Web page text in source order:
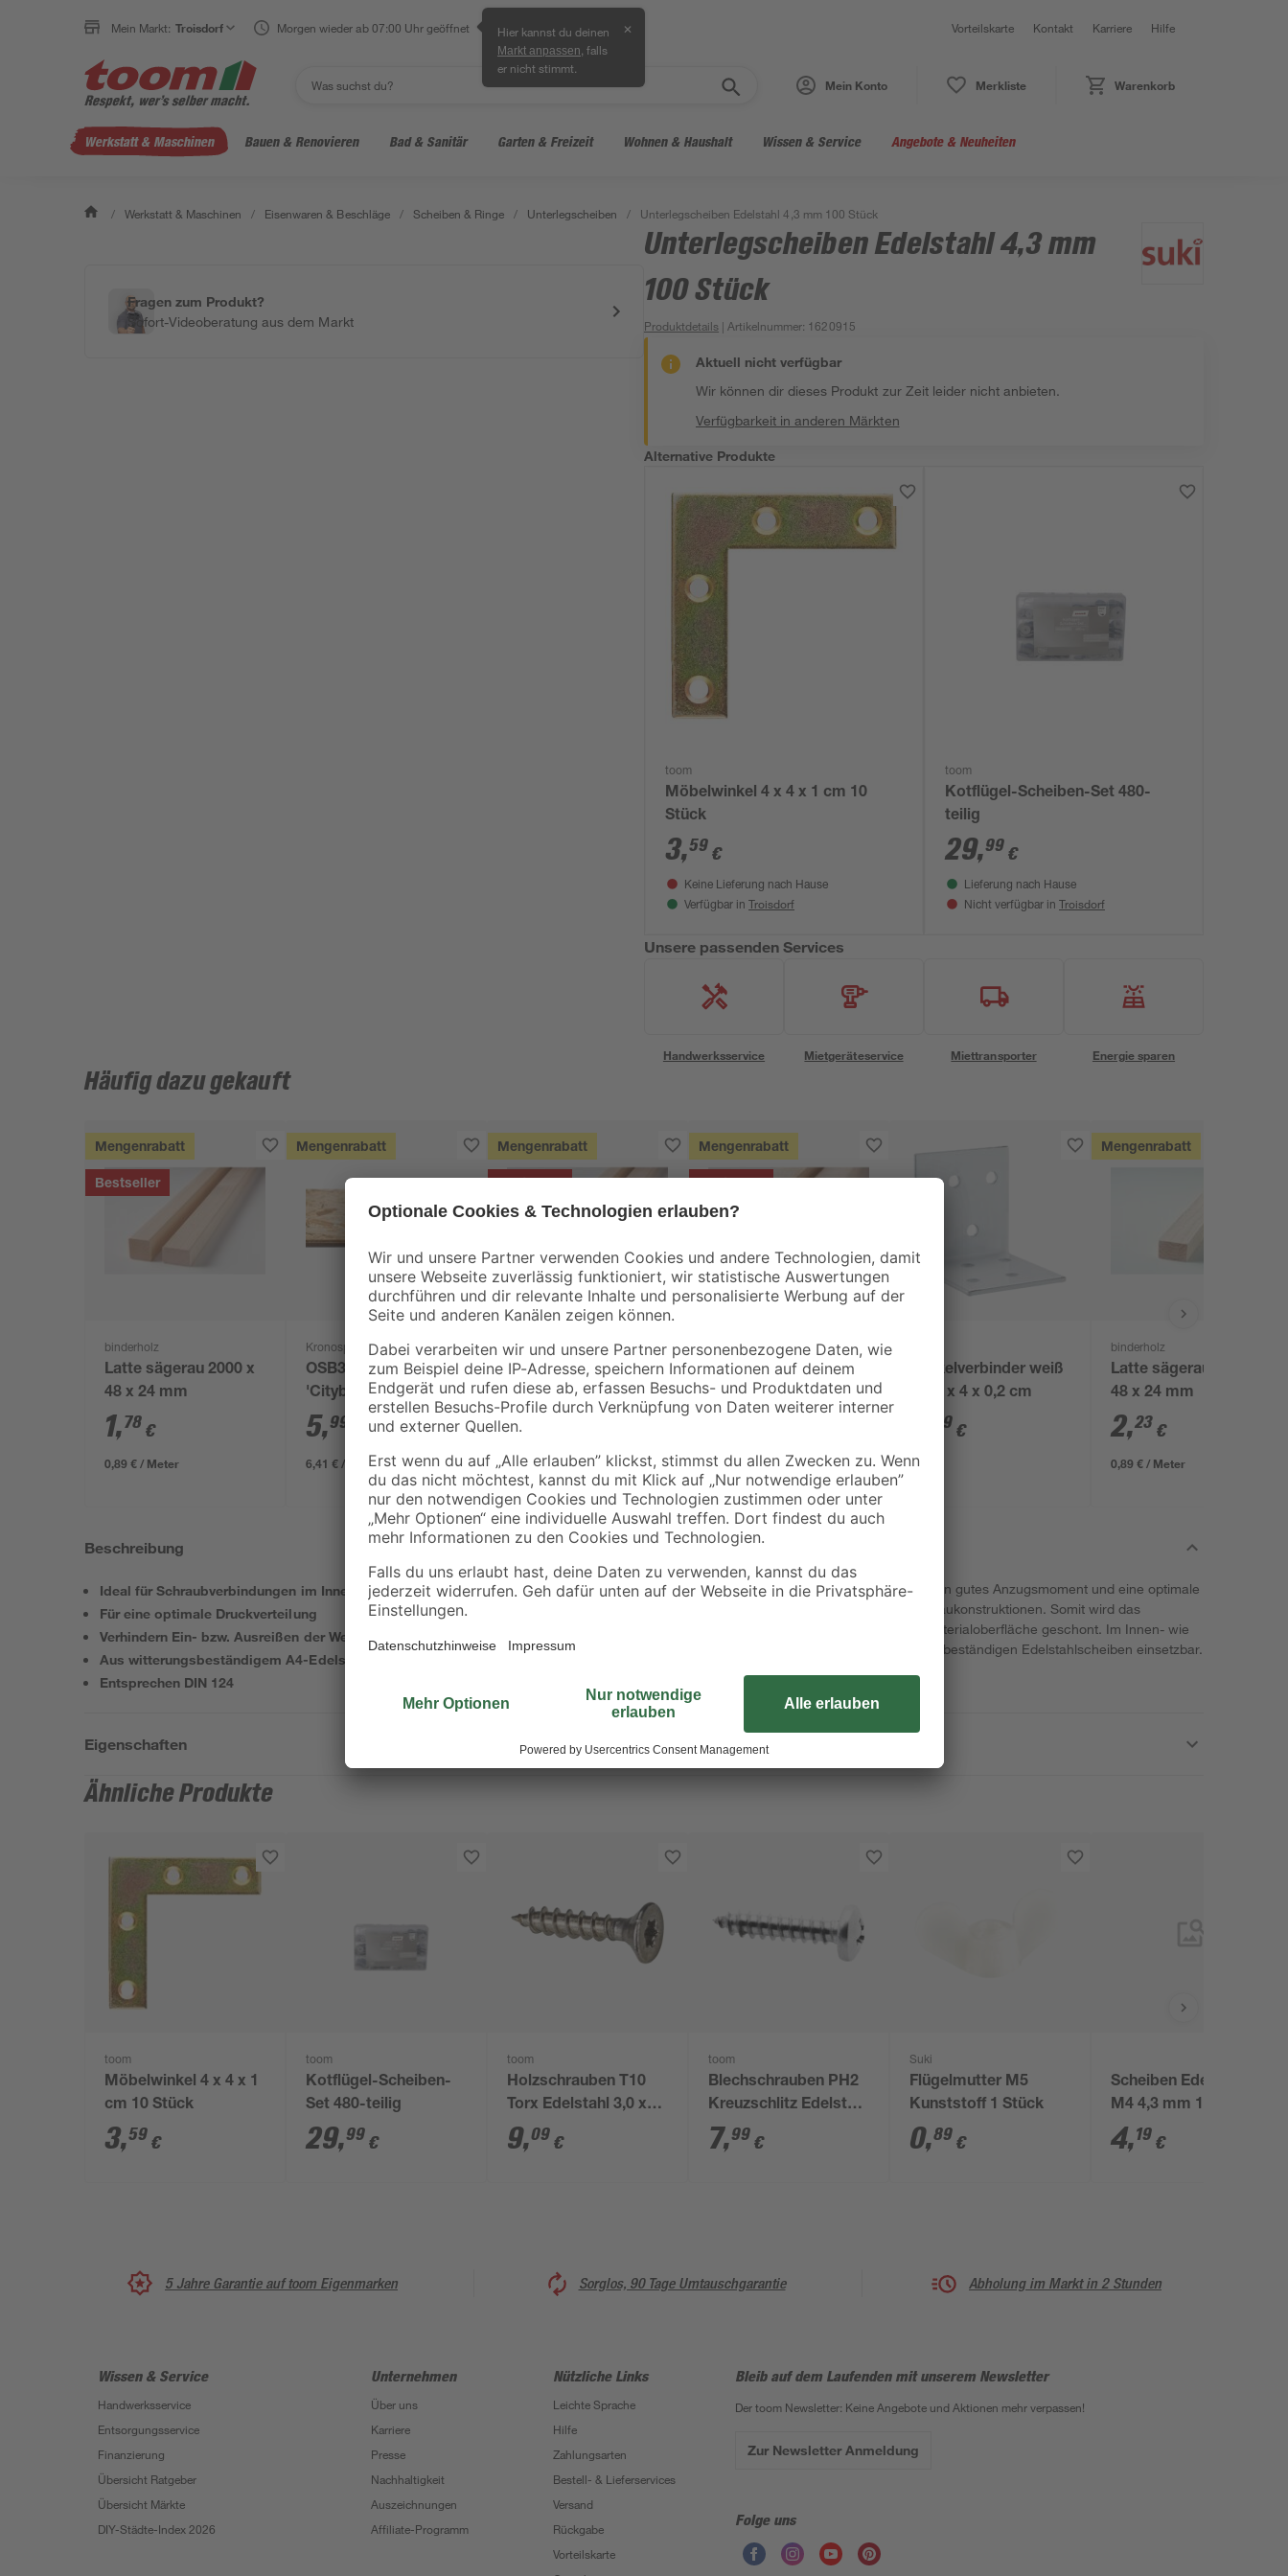
Mein Markt: Troisdorf Morgen wieder ab 07:00 Uhr geöffnet Hier kannst du deinen
Markt anpassen , falls
er nicht stimmt.
✕ Vorteilskarte Kontakt Karriere Hilfe
Mein Konto Merkliste Warenkorb
Werkstatt & Maschinen Bauen & Renovieren Bad & Sanitär Garten & Freizeit Wohnen & Haushalt Wissen & Service Angebote & Neuheiten
/ Werkstatt & Maschinen / Eisenwaren & Beschläge / Scheiben & Ringe / Unterlegscheiben / Unterlegscheiben Edelstahl 4,3 mm 100 Stück
Fragen zum Produkt?
Sofort-Videoberatung aus dem Markt
Unterlegscheiben Edelstahl 4,3 mm
100 Stück
Produktdetails | Artikelnummer: 1620915
Aktuell nicht verfügbar
Wir können dir dieses Produkt zur Zeit leider nicht anbieten.
Verfügbarkeit in anderen Märkten
Alternative Produkte
toom
Möbelwinkel 4 x 4 x 1 cm 10
Stück
3,59 €
Keine Lieferung nach Hause
Verfügbar in Troisdorf
toom
Kotflügel-Scheiben-Set 480-
teilig
29,99 €
Lieferung nach Hause
Nicht verfügbar in Troisdorf
Unsere passenden Services
Handwerksservice Mietgeräteservice Miettransporter Energie sparen
Häufig dazu gekauft
Mengenrabatt
Bestseller
binderholz
Latte sägerau 2000 x
48 x 24 mm
1,78 €
0,89 € / Meter
Mengenrabatt
Kronospan
OSB3-Verlegeplatte
'Cityboard'
ungeschliffen 1690 x
634 x 12 mm
5,99
/ m²
6,41 € / Pack
Mengenrabatt
binderholz
Latte gehobelt 2000 x
44 x 24 mm
3
1,99 € / Meter
Mengenrabatt
binderholz
Rahmen sägerau
2000 x 58 x 38 mm
1,99 € / Meter
Winkelverbinder weiß
4 x 4 x 4 x 0,2 cm
99 €
Mengenrabatt
binderholz
Latte sägerau 2500 x
48 x 24 mm
2,23 €
0,89 € / Meter
Beschreibung
Ideal für Schraubverbindungen im Innen- und Außenbereich
Für eine optimale Druckverteilung
Verhindern Ein- bzw. Ausreißen der Werkstoffoberfläche
Aus witterungsbeständigem A4-Edelstahl
Entsprechen DIN 124
Diese Unterlegscheiben von Suki unterstützen ein gutes Anzugsmoment und eine optimale
Druckverteilung bei Schraubverbindungen an Baukonstruktionen. Somit wird das
entsprechende Werkstück geschützt und die Materialoberfläche geschont. Im Innen- wie
im Außenbereich sind die säure- und seewasserbeständigen Edelstahlscheiben einsetzbar.
Eigenschaften
Ähnliche Produkte
toom
Möbelwinkel 4 x 4 x 1
cm 10 Stück
3,59 €
toom
Kotflügel-Scheiben-
Set 480-teilig
29,99 €
toom
Holzschrauben T10
Torx Edelstahl 3,0 x
16 mm 100 Stück
9,09 €
toom
Blechschrauben PH2
Kreuzschlitz Edelstahl
3,5 x 9,5 mm 50 Stück
7,99 €
Suki
Flügelmutter M5
Kunststoff 1 Stück
0,89 €
Scheiben Edelstahl A4
M4 4,3 mm 10 Stück
4,19 €
5 Jahre Garantie auf toom Eigenmarken Sorglos, 90 Tage Umtauschgarantie Abholung im Markt in 2 Stunden
Wissen & Service
Handwerksservice
Entsorgungsservice
Finanzierung
Übersicht Ratgeber
Übersicht Märkte
DIY-Städte-Index 2026
Unternehmen
Über uns
Karriere
Presse
Nachhaltigkeit
Auszeichnungen
Affiliate-Programm
Nützliche Links
Leichte Sprache
Hilfe
Zahlungsarten
Bestell- & Lieferservices
Versand
Rückgabe
Vorteilskarte
Bleib auf dem Laufenden mit unserem Newsletter
Der toom Newsletter: Keine Angebote und Aktionen mehr verpassen!
Zur Newsletter Anmeldung
Folge uns